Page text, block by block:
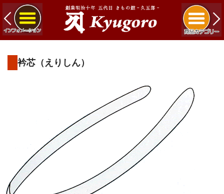
衿芯（えりしん）